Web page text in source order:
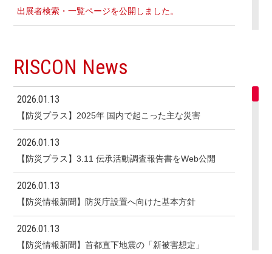
出展者検索・一覧ページを公開しました。
たため、受付を停止しました。今後、新たにご案内でき
務局までご相談ください。
2025.03.07
出展者向け
出展申込受付を開始しました。
2025.03.07
RISCON TOKYO2025 公式Webサイトを公開しまし
た。
RISCON News
2026.01.13
【防災プラス】2025年 国内で起こった主な災害
2026.01.13
【防災プラス】3.11 伝承活動調査報告書をWeb公開
2026.01.13
【防災情報新聞】防災庁設置へ向けた基本方針
2026.01.13
【防災情報新聞】首都直下地震の「新被害想定」